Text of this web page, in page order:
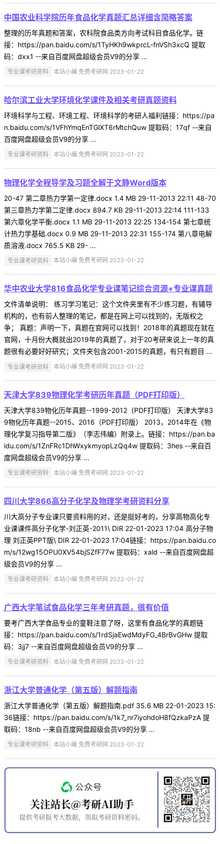
中国农业科学院历年食品化学真题汇总详细含简略答案
整理的历年真题和答案，农科院食品类方向考试科目食品化学。链
接：https://pan.baidu.com/s/1TyHKh9wkprcL-fnVSh3xcQ 提取
码：dxx1 --来自百度网盘超级会员V9的分享 ...
专业课考研资料 本站小编 免费考研网 2023-01-22
哈尔滨工业大学环境化学课件及相关考研真题资料
环境科学与工程、环境工程、环境科学的考研人福利链接：https://pa
n.baidu.com/s/1VFhYmqEnTGlXT6rMtchQuw 提取码：17qf --来自
百度网盘超级会员V9的分享 ...
专业课考研资料 本站小编 免费考研网 2023-01-22
物理化学全程导学及习题全解于文静Word版本
20-47 第二章热力学第一定律.docx 1.4 MB 29-11-2013 22:11 48-70
第三章热力学第二定律.docx 894.7 KB 29-11-2013 22:14 111-133
第六章化学平衡.docx 1.1 MB 29-11-2013 22:25 134-154 第七章统
计热力学基础.docx 0.9 MB 29-11-2013 22:31 155-174 第八章电解
质溶液.docx 765.5 KB 29- ...
专业课考研资料 本站小编 免费考研网 2023-01-22
华中农业大学816食品化学专业课笔记综合资源+专业课真题
文件清单说明： 练习学习笔记：这个文件夹里有不少练习题，有辅导
机构的，也有前人整理的笔记，都是在网上可以找到的，无版权之
争； 真题：声明一下，真题在官网可以找到！2018年的真题现在就在
官网，十月份大概就出2019年的真题了，对于20考研来说上一年的真
题很有必要好好研究；文件夹包含2001-2015的真题，有只有题目 ...
专业课考研资料 本站小编 免费考研网 2023-01-22
天津大学839物理化学考研历年真题（PDF打印版）
天津大学839物化历年真题--1999-2012（PDF打印版） 天津大学83
9物化历年真题--2015、2016（PDF打印版） 2013，2014年在《物
理化学复习指导第二版》（李志伟编）附录上。链接：https://pan.ba
idu.com/s/1ZnFRc1DhWxykmyopLzQq4w 提取码：3hes --来自百
度网盘超级会员V9的分享 ...
专业课考研资料 本站小编 免费考研网 2023-01-22
四川大学866高分子化学及物理学考研资料分享
川大高分子专业课只要资料用的对，还是挺好考的，分享高物高化专
业课课件高分子化学-刘正英-2011\ DIR 22-01-2023 17:04 高分子物
理 刘正英PPT版\ DIR 22-01-2023 17:04链接：https://pan.baidu.co
m/s/12wg15OPU0XV54bjSZfF77w 提取码：xald --来自百度网盘超
级会员V9的分享 ...
专业课考研资料 本站小编 免费考研网 2023-01-22
广西大学笔试食品化学三年考研真题，很有价值
要考广西大学食品专业的童鞋注意了呀，这里有食品化学的真题链
接：https://pan.baidu.com/s/1rdSjaEwdMdyFG_4BrBvGHw 提取
码：3jj7 --来自百度网盘超级会员V9的分享 ...
专业课考研资料 本站小编 免费考研网 2023-01-22
浙江大学普通化学（第五版）解题指南
浙江大学普通化学（第五版）解题指南.pdf 35.6 MB 22-01-2023 15:
36链接：https://pan.baidu.com/s/1k7_nr7iyohdoH8fQzkaPzA 提
取码：18nb --来自百度网盘超级会员V9的分享 ...
专业课考研资料 本站小编 免费考研网 2023-01-22